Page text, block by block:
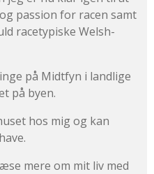
passion for racen samt
racetypiske Welsh-
på Midtfyn i landlige
på byen.
hos mig og kan
mere om mit liv med